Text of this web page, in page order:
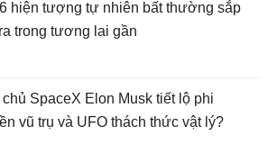
hiện tượng tự nhiên bất thường sắp
trong tương lai gần
chủ SpaceX Elon Musk tiết lộ phi
vũ trụ và UFO thách thức vật lý?